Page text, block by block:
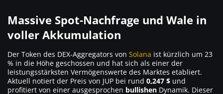
Massive Spot-Nachfrage und Wale in
voller Akkumulation
Der Token des DEX-Aggregators von Solana ist kürzlich um 23
% in die Höhe geschossen und hat sich als einer der
leistungsstärksten Vermögenswerte des Marktes etabliert.
Aktuell notiert der Preis von JUP bei rund 0,247 $ und
profitiert von einer ausgesprochen bullishen Dynamik. Dieser